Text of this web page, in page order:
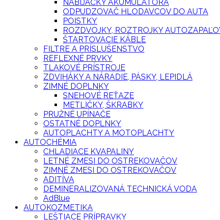
NABÍJAČKY AKUMULÁTORA
ODPUDZOVAČ HLODAVCOV DO AUTA
POISTKY
ROZDVOJKY, ROZTROJKY
ŠTARTOVACIE KÁBLE
FILTRE A PRÍSLUŠENSTVO
REFLEXNÉ PRVKY
TLAKOVÉ PRÍSTROJE
ZDVIHÁKY A NÁRADIE, PÁSKY, LEPIDLÁ
ZIMNÉ DOPLNKY
SNEHOVÉ REŤAZE
METLIČKY, ŠKRABKY
PRUŽNÉ UPÍNAČE
OSTATNÉ DOPLNKY
AUTOPLACHTY A MOTOPLACHTY
AUTOCHÉMIA
CHLADIACE KVAPALINY
LETNÉ ZMESI DO OSTREKOVAČOV
ZIMNÉ ZMESI DO OSTREKOVAČOV
ADITÍVA
DEMINERALIZOVANÁ TECHNICKÁ VODA
AdBlue
AUTOKOZMETIKA
LEŠTIACE PRÍPRAVKY